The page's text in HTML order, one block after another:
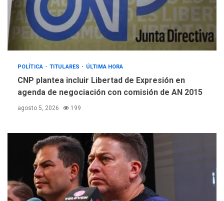
POLÍTICA TITULARES ÚLTIMA HORA
CNP plantea incluir Libertad de Expresión en
agenda de negociación con comisión de AN 2015
agosto 5, 2026 199